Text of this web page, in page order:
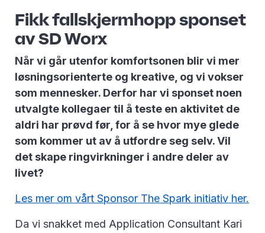
Fikk fallskjermhopp sponset
av SD Worx
Når vi går utenfor komfortsonen blir vi mer
løsningsorienterte og kreative, og vi vokser
som mennesker. Derfor har vi sponset noen
utvalgte kollegaer til å teste en aktivitet de
aldri har prøvd før, for å se hvor mye glede
som kommer ut av å utfordre seg selv. Vil
det skape ringvirkninger i andre deler av
livet?
Les mer om vårt Sponsor The Spark initiativ her.
Da vi snakket med Application Consultant Kari